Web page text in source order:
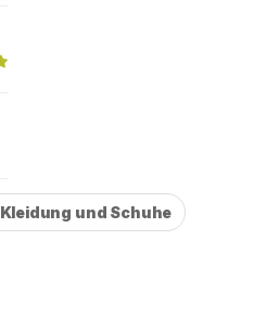
Kleidung und Schuhe